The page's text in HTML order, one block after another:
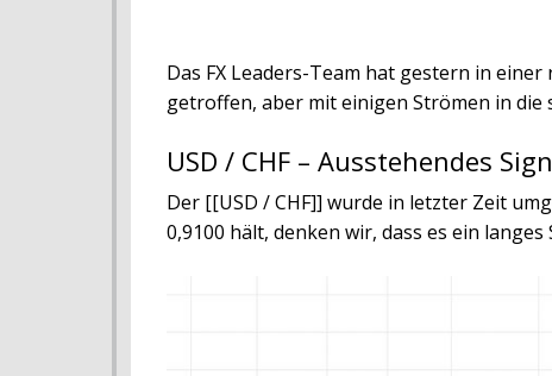
Das FX Leaders-Team hat gestern in
getroffen, aber mit einigen Strömen in die
USD / CHF – Ausstehendes
Der [[USD / CHF]] wurde in letzter Zeit
0,9100 hält, denken wir, dass es ein